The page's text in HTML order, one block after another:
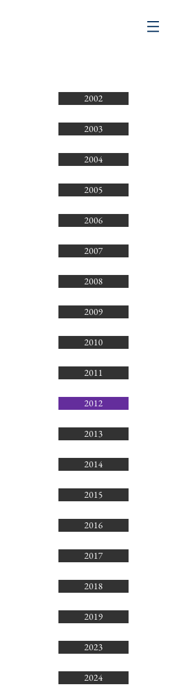
2002
2003
2004
2005
2006
2007
2008
2009
2010
2011
2012
2013
2014
2015
2016
2017
2018
2019
2023
2024